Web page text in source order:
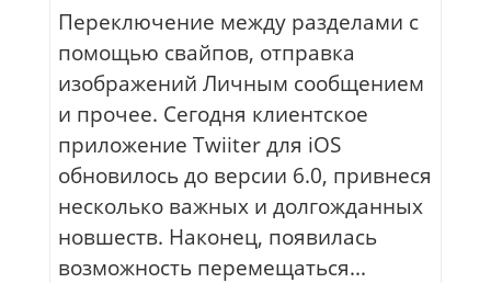
Переключение между разделами с
помощью свайпов, отправка
изображений Личным сообщением
и прочее. Сегодня клиентское
приложение Twiiter для iOS
обновилось до версии 6.0, привнеся
несколько важных и долгожданных
новшеств. Наконец, появилась
возможность перемещаться...